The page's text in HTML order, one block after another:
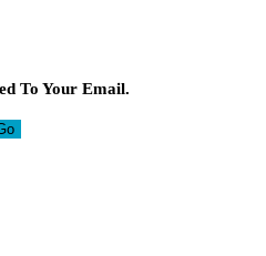
To Your Email.